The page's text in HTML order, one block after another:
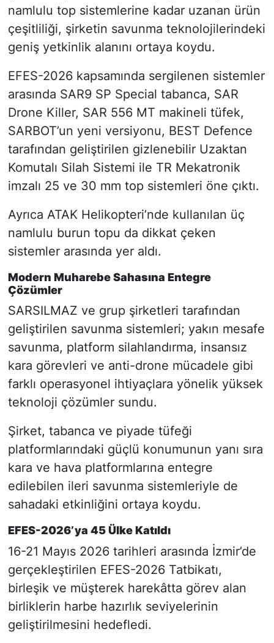
namlulu top sistemlerine kadar uzanan ürün
çeşitliliği, şirketin savunma teknolojilerindeki
geniş yetkinlik alanını ortaya koydu.
EFES-2026 kapsamında sergilenen sistemler
arasında SAR9 SP Special tabanca, SAR
Drone Killer, SAR 556 MT makineli tüfek,
SARBOT’un yeni versiyonu, BEST Defence
tarafından geliştirilen gizlenebilir Uzaktan
Komutalı Silah Sistemi ile TR Mekatronik
imzalı 25 ve 30 mm top sistemleri öne çıktı.
Ayrıca ATAK Helikopteri’nde kullanılan üç
namlulu burun topu da dikkat çeken
sistemler arasında yer aldı.
Modern Muharebe Sahasına Entegre
Çözümler
SARSILMAZ ve grup şirketleri tarafından
geliştirilen savunma sistemleri; yakın mesafe
savunma, platform silahlandırma, insansız
kara görevleri ve anti-drone mücadele gibi
farklı operasyonel ihtiyaçlara yönelik yüksek
teknoloji çözümler sundu.
Şirket, tabanca ve piyade tüfeği
platformlarındaki güçlü konumunun yanı sıra
kara ve hava platformlarına entegre
edilebilen ileri savunma sistemleriyle de
sahadaki etkinliğini ortaya koydu.
EFES-2026’ya 45 Ülke Katıldı
16-21 Mayıs 2026 tarihleri arasında İzmir’de
gerçekleştirilen EFES-2026 Tatbikatı,
birleşik ve müşterek harekâtta görev alan
birliklerin harbe hazırlık seviyelerinin
geliştirilmesini hedefledi.